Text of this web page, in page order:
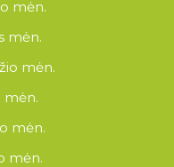
mėn.
mėn.
mėn.
mėn.
mėn.
mėn.